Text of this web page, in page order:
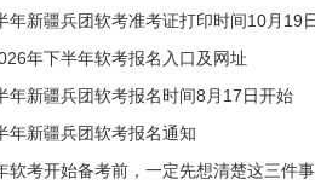
年新疆兵团软考准考证打印时间10月19
年下半年软考报名入口及网址
年新疆兵团软考报名时间8月17日开始
年新疆兵团软考报名通知
软考开始备考前，一定先想清楚这三件事